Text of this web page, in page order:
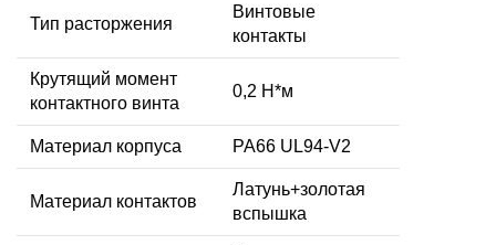
Тип расторжения
Винтовые
контакты
Крутящий момент
контактного винта
0,2 Н*м
Материал корпуса PA66 UL94-V2
Материал контактов
Латунь+золотая
вспышка